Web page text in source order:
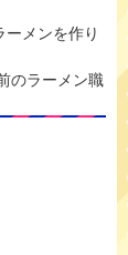
ーメンを作り
のラーメン職